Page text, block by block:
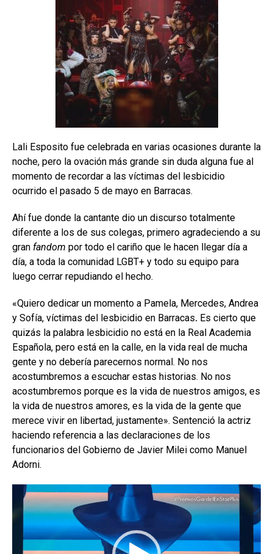
Lali Esposito fue celebrada en varias ocasiones durante la
noche, pero la ovación más grande sin duda alguna fue al
momento de recordar a las víctimas del lesbicidio
ocurrido el pasado 5 de mayo en Barracas.
Ahí fue donde la cantante dio un discurso totalmente
diferente a los de sus colegas, primero agradeciendo a su
gran fandom por todo el cariño que le hacen llegar día a
día, a toda la comunidad LGBT+ y todo su equipo para
luego cerrar repudiando el hecho.
«Quiero dedicar un momento a Pamela, Mercedes, Andrea
y Sofía, víctimas del lesbicidio en Barracas. Es cierto que
quizás la palabra lesbicidio no está en la Real Academia
Española, pero está en la calle, en la vida real de mucha
gente y no debería parecernos normal. No nos
acostumbremos a escuchar estas historias. No nos
acostumbremos porque es la vida de nuestros amigos, es
la vida de nuestros amores, es la vida de la gente que
merece vivir en libertad, justamente». Sentenció la actriz
haciendo referencia a las declaraciones de los
funcionarios del Gobierno de Javier Milei como Manuel
Adorni.
Reproductor
vídeo